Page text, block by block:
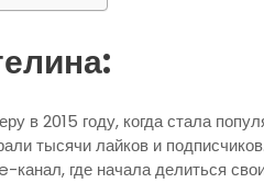
в 2015 году, когда стала
тысячи лайков и
канал, где начала делиться